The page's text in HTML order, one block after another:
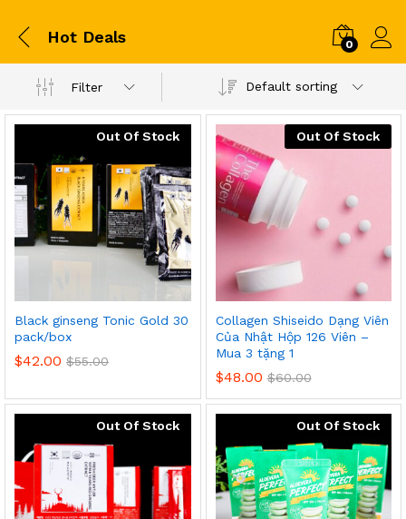
Hot Deals 0
Filter Default sorting
Out Of Stock
Black ginseng Tonic Gold 30
pack/box
$42.00 $55.00
Out Of Stock
Collagen Shiseido Dạng Viên
Của Nhật Hộp 126 Viên –
Mua 3 tặng 1
$48.00 $60.00
Out Of Stock Out Of Stock